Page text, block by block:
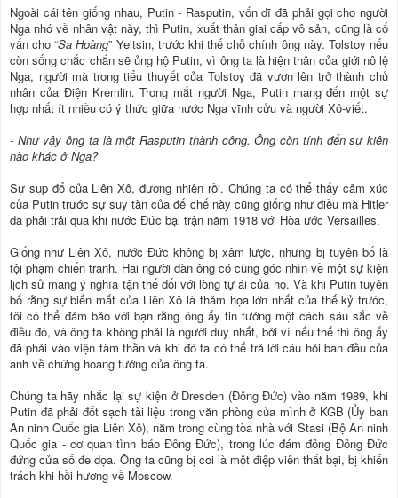
Ngoài cái tên giống nhau, Putin - Rasputin, vốn dĩ đã phải gợi cho người
Nga nhớ về nhân vật này, thì Putin, xuất thân giai cấp vô sản, cũng là cố
vấn cho “Sa Hoàng” Yeltsin, trước khi thế chỗ chính ông này. Tolstoy nếu
còn sống chắc chắn sẽ ủng hộ Putin, vì ông ta là hiện thân của giới nô lệ
Nga, người mà trong tiểu thuyết của Tolstoy đã vươn lên trở thành chủ
nhân của Điện Kremlin. Trong mắt người Nga, Putin mang đến một sự
hợp nhất ít nhiều có ý thức giữa nước Nga vĩnh cửu và người Xô-viết.
- Như vậy ông ta là một Rasputin thành công. Ông còn tính đến sự kiện
nào khác ở Nga?
Sự sụp đổ của Liên Xô, đương nhiên rồi. Chúng ta có thể thấy cảm xúc
của Putin trước sự suy tàn của đế chế này cũng giống như điều mà Hitler
đã phải trải qua khi nước Đức bại trận năm 1918 với Hòa ước Versailles.
Giống như Liên Xô, nước Đức không bị xâm lược, nhưng bị tuyên bố là
tội phạm chiến tranh. Hai người đàn ông có cùng góc nhìn về một sự kiện
lịch sử mang ý nghĩa tận thế đối với lòng tự ái của họ. Và khi Putin tuyên
bố rằng sự biến mất của Liên Xô là thảm họa lớn nhất của thế kỷ trước,
tôi có thể đảm bảo với bạn rằng ông ấy tin tưởng một cách sâu sắc về
điều đó, và ông ta không phải là người duy nhất, bởi vì nếu thế thì ông ấy
đã phải vào viện tâm thần và khi đó ta có thể trả lời câu hỏi ban đầu của
anh về chứng hoang tưởng của ông ta.
Chúng ta hãy nhắc lại sự kiện ở Dresden (Đông Đức) vào năm 1989, khi
Putin đã phải đốt sạch tài liệu trong văn phòng của mình ở KGB (Ủy ban
An ninh Quốc gia Liên Xô), nằm trong cùng tòa nhà với Stasi (Bộ An ninh
Quốc gia - cơ quan tình báo Đông Đức), trong lúc đám đông Đông Đức
đứng cửa sổ đe dọa. Ông ta cũng bị coi là một điệp viên thất bại, bị khiển
trách khi hồi hương về Moscow.